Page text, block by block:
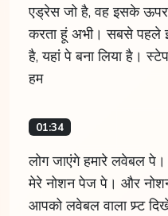
एड्रेस जो है, वह इसके
करता हूं अभी। सबसे पहले
है, यहां पे बना लिया है।
हम
01:34
लोग जाएंगे हमारे लवेबल
मेरे नोशन पेज पे। और
आपको लवेबल वाला प्र्प्ट